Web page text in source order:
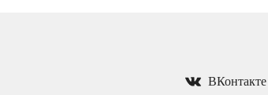
ВКонтакте